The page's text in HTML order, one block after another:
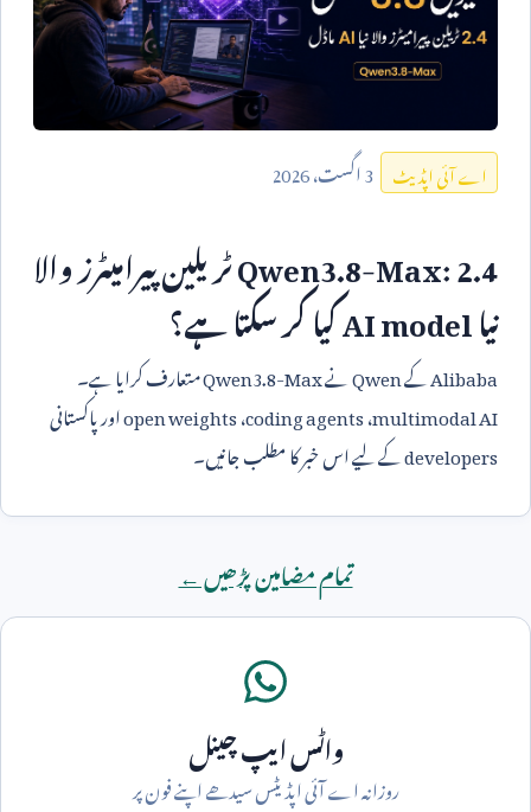
اے آئی اپڈیٹ 3اگست،2026
Qwen3.8-Max: 2.4ٹریلین پیرامیٹرز والا
نیاAI modelکیا کر سکتا ہے؟
AlibabaکےQwenنےQwen3.8-Maxمتعارف کرایا ہے۔
multimodal AI،coding agents،open weightsاور پاکستانی
developersکے لیے اس خبر کا مطلب جانیں۔
تمام مضامین پڑھیں ←
واٹس ایپ چینل
روزانہ اے آئی اپڈیٹس سیدھے اپنے فون پر